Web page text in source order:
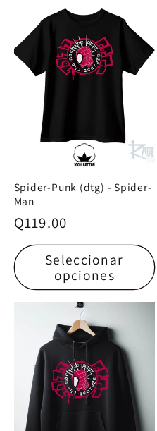
Spider-Punk (dtg) - Spider-
Man
Precio
habitual
Q119.00
Seleccionar
opciones